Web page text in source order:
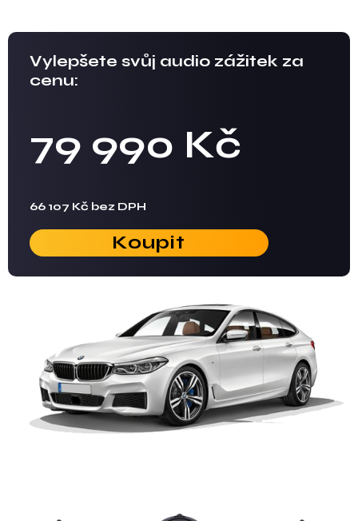
Vylepšete svůj audio zážitek za
cenu:
79 990 Kč
66 107 Kč bez DPH
Koupit